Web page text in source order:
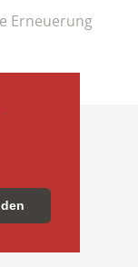
Erneuerung